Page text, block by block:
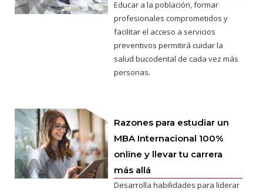
Educar a la población, formar
profesionales comprometidos y
facilitar el acceso a servicios
preventivos permitirá cuidar la
salud bucodental de cada vez más
personas.
Razones para estudiar un
MBA Internacional 100%
online y llevar tu carrera
más allá
Desarrolla habilidades para liderar